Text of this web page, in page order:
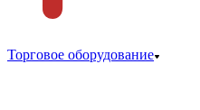
Торговое оборудование